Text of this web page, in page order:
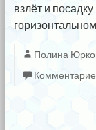
взлёт и
Полина